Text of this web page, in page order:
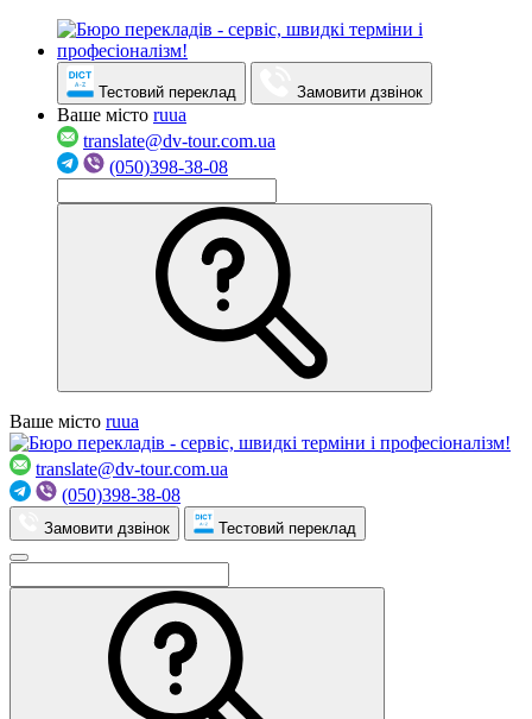
Тестовий переклад Замовити дзвінок
Ваше місто ruua
translate@dv-tour.com.ua
(050)398-38-08
Ваше місто ruua
translate@dv-tour.com.ua
(050)398-38-08
Замовити дзвінок Тестовий переклад